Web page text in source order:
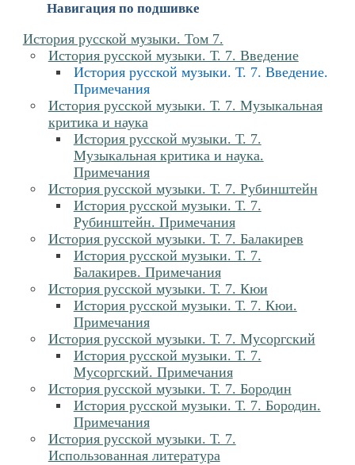
Навигация по подшивке
История русской музыки. Том 7.
История русской музыки. Т. 7. Введение
История русской музыки. Т. 7. Введение.
Примечания
История русской музыки. Т. 7. Музыкальная
критика и наука
История русской музыки. Т. 7.
Музыкальная критика и наука.
Примечания
История русской музыки. Т. 7. Рубинштейн
История русской музыки. Т. 7.
Рубинштейн. Примечания
История русской музыки. Т. 7. Балакирев
История русской музыки. Т. 7.
Балакирев. Примечания
История русской музыки. Т. 7. Кюи
История русской музыки. Т. 7. Кюи.
Примечания
История русской музыки. Т. 7. Мусоргский
История русской музыки. Т. 7.
Мусоргский. Примечания
История русской музыки. Т. 7. Бородин
История русской музыки. Т. 7. Бородин.
Примечания
История русской музыки. Т. 7.
Использованная литература